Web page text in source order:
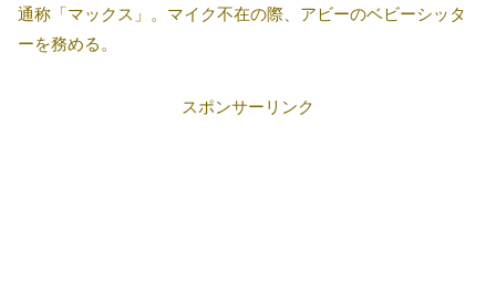
通称「マックス」。マイク不在の際、アビーのベビーシッタ
ーを務める。
スポンサーリンク